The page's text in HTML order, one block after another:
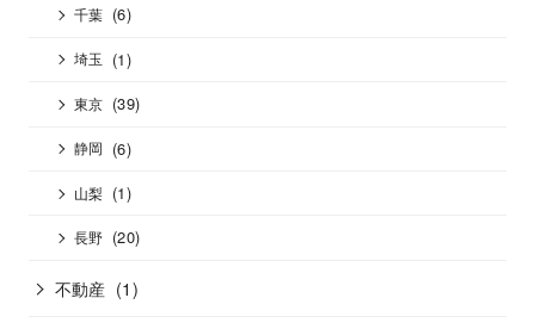
千葉 (6)
埼玉 (1)
東京 (39)
静岡 (6)
山梨 (1)
長野 (20)
不動産 (1)